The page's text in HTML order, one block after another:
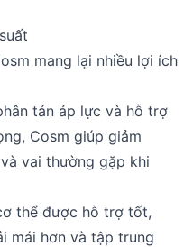
mang lại nhiều lợi ích
tán áp lực và hỗ trợ
Cosm giúp giảm
vai thường gặp khi
thể được hỗ trợ tốt,
mái hơn và tập trung